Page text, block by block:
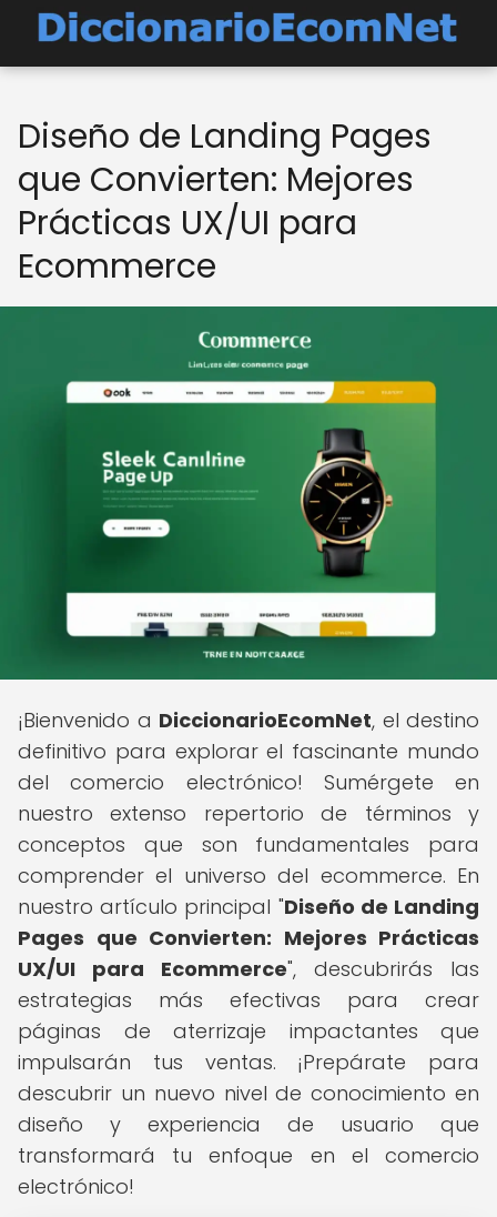
Diseño de Landing Pages
que Convierten: Mejores
Prácticas UX/UI para
Ecommerce
¡Bienvenido a DiccionarioEcomNet, el destino
definitivo para explorar el fascinante mundo
del comercio electrónico! Sumérgete en
nuestro extenso repertorio de términos y
conceptos que son fundamentales para
comprender el universo del ecommerce. En
nuestro artículo principal "Diseño de Landing
Pages que Convierten: Mejores Prácticas
UX/UI para Ecommerce", descubrirás las
estrategias más efectivas para crear
páginas de aterrizaje impactantes que
impulsarán tus ventas. ¡Prepárate para
descubrir un nuevo nivel de conocimiento en
diseño y experiencia de usuario que
transformará tu enfoque en el comercio
electrónico!